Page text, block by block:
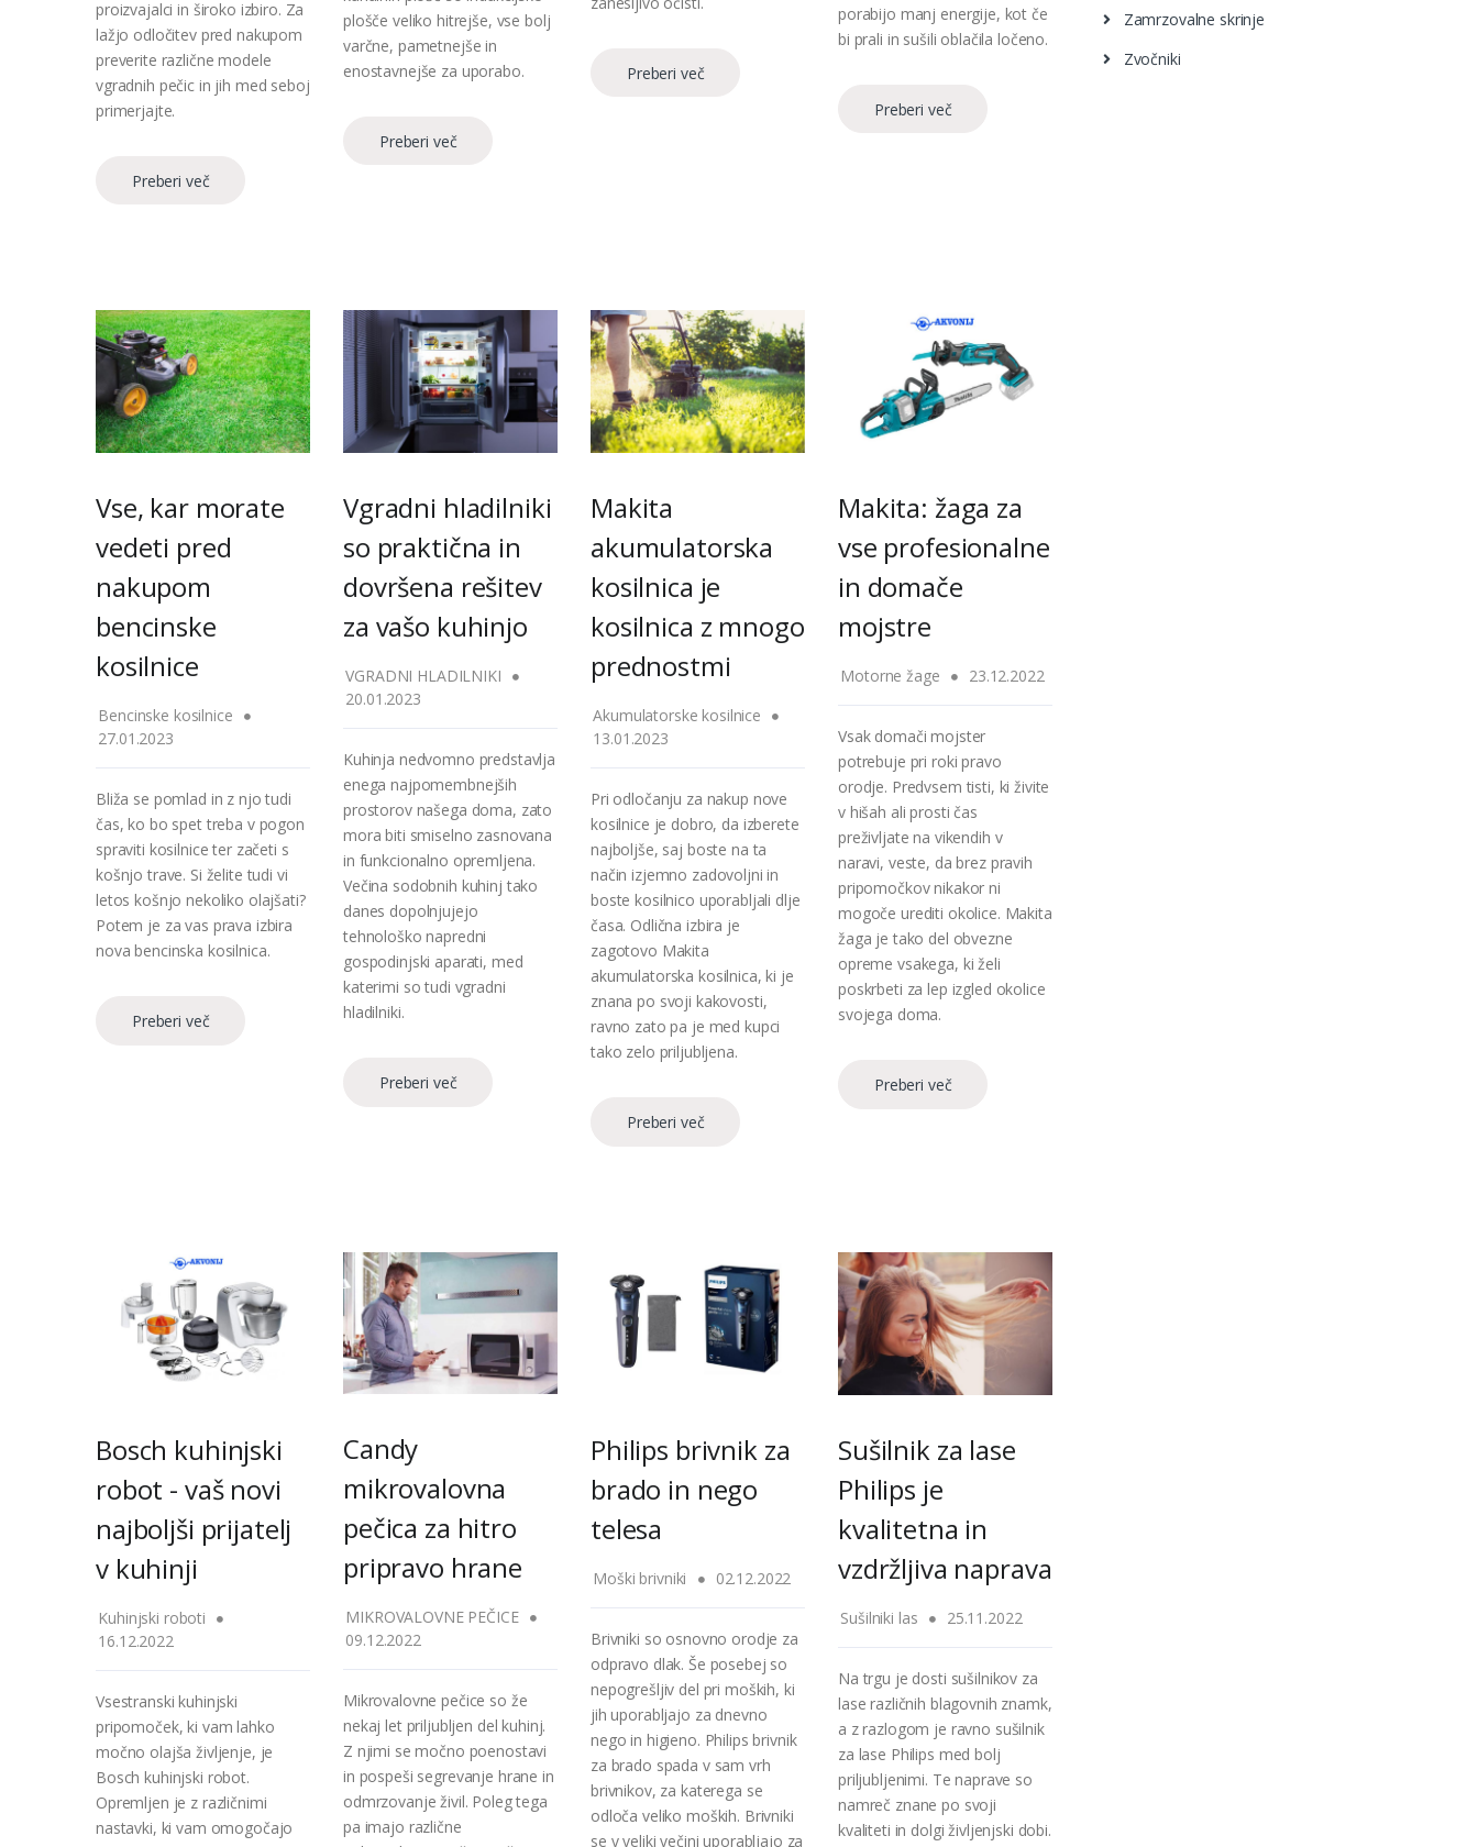
proizvajalci in široko izbiro. Za
lažjo odločitev pred nakupom
preverite različne modele
vgradnih pečic in jih med seboj
primerjajte.
Preberi več
plošče veliko hitrejše, vse bolj
varčne, pametnejše in
enostavnejše za uporabo.
Preberi več
Preberi več
porabijo manj energije, kot če
bi prali in sušili oblačila ločeno.
Preberi več
Vse, kar morate
vedeti pred
nakupom
bencinske
kosilnice
Bencinske kosilnice
27.01.2023
Bliža se pomlad in z njo tudi
čas, ko bo spet treba v pogon
spraviti kosilnice ter začeti s
košnjo trave. Si želite tudi vi
letos košnjo nekoliko olajšati?
Potem je za vas prava izbira
nova bencinska kosilnica.
Preberi več
Vgradni hladilniki
so praktična in
dovršena rešitev
za vašo kuhinjo
VGRADNI HLADILNIKI
20.01.2023
Kuhinja nedvomno predstavlja
enega najpomembnejših
prostorov našega doma, zato
mora biti smiselno zasnovana
in funkcionalno opremljena.
Večina sodobnih kuhinj tako
danes dopolnjujejo
tehnološko napredni
gospodinjski aparati, med
katerimi so tudi vgradni
hladilniki.
Preberi več
Makita
akumulatorska
kosilnica je
kosilnica z mnogo
prednostmi
Akumulatorske kosilnice
13.01.2023
Pri odločanju za nakup nove
kosilnice je dobro, da izberete
najboljše, saj boste na ta
način izjemno zadovoljni in
boste kosilnico uporabljali dlje
časa. Odlična izbira je
zagotovo Makita
akumulatorska kosilnica, ki je
znana po svoji kakovosti,
ravno zato pa je med kupci
tako zelo priljubljena.
Preberi več
Makita: žaga za
vse profesionalne
in domače
mojstre
Motorne žage 23.12.2022
Vsak domači mojster
potrebuje pri roki pravo
orodje. Predvsem tisti, ki živite
v hišah ali prosti čas
preživljate na vikendih v
naravi, veste, da brez pravih
pripomočkov nikakor ni
mogoče urediti okolice. Makita
žaga je tako del obvezne
opreme vsakega, ki želi
poskrbeti za lep izgled okolice
svojega doma.
Preberi več
Bosch kuhinjski
robot - vaš novi
najboljši prijatelj
v kuhinji
Kuhinjski roboti
16.12.2022
Vsestranski kuhinjski
pripomoček, ki vam lahko
močno olajša življenje, je
Bosch kuhinjski robot.
Opremljen je z različnimi
nastavki, ki vam omogočajo
Candy
mikrovalovna
pečica za hitro
pripravo hrane
MIKROVALOVNE PEČICE
09.12.2022
Mikrovalovne pečice so že
nekaj let priljubljen del kuhinj.
Z njimi se močno poenostavi
in pospeši segrevanje hrane in
odmrzovanje živil. Poleg tega
pa imajo različne
Philips brivnik za
brado in nego
telesa
Moški brivniki 02.12.2022
Brivniki so osnovno orodje za
odpravo dlak. Še posebej so
nepogrešljiv del pri moških, ki
jih uporabljajo za dnevno
nego in higieno. Philips brivnik
za brado spada v sam vrh
brivnikov, za katerega se
odloča veliko moških. Brivniki
se v veliki večini uporabljajo za
Sušilnik za lase
Philips je
kvalitetna in
vzdržljiva naprava
Sušilniki las 25.11.2022
Na trgu je dosti sušilnikov za
lase različnih blagovnih znamk,
a z razlogom je ravno sušilnik
za lase Philips med bolj
priljubljenimi. Te naprave so
namreč znane po svoji
kvaliteti in dolgi življenjski dobi.
Zamrzovalne skrinje
Zvočniki